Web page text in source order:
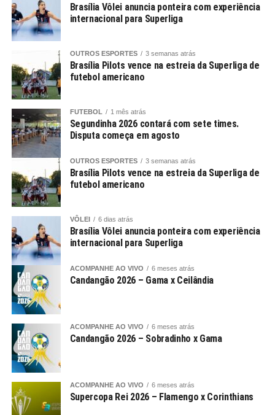
Brasília Vôlei anuncia ponteira com experiência
internacional para Superliga
OUTROS ESPORTES 3 semanas atrás
Brasília Pilots vence na estreia da Superliga de
futebol americano
FUTEBOL 1 mês atrás
Segundinha 2026 contará com sete times.
Disputa começa em agosto
OUTROS ESPORTES 3 semanas atrás
Brasília Pilots vence na estreia da Superliga de
futebol americano
VÔLEI 6 dias atrás
Brasília Vôlei anuncia ponteira com experiência
internacional para Superliga
ACOMPANHE AO VIVO 6 meses atrás
Candangão 2026 – Gama x Ceilândia
ACOMPANHE AO VIVO 6 meses atrás
Candangão 2026 – Sobradinho x Gama
ACOMPANHE AO VIVO 6 meses atrás
Supercopa Rei 2026 – Flamengo x Corinthians